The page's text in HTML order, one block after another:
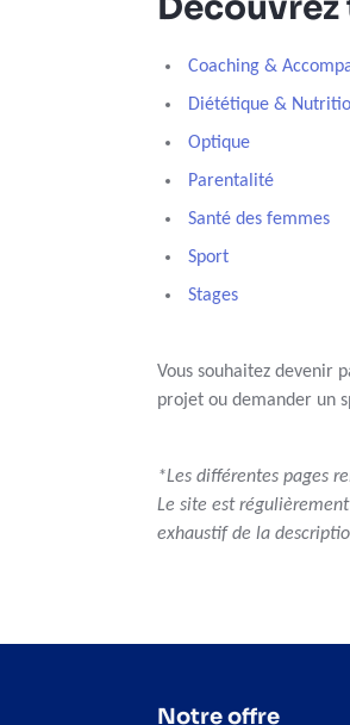
Coaching &
Diététique &
Optique
Parentalité
Santé des femmes
Sport
Stages
Vous souhaitez devenir
projet ou demander un
*Les différentes pages
Le site est
exhaustif de la
Notre offre